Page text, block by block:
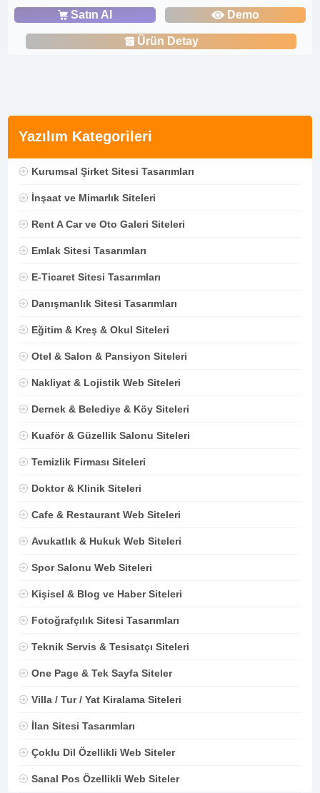
Yazılım Kategorileri
Kurumsal Şirket Sitesi Tasarımları
İnşaat ve Mimarlık Siteleri
Rent A Car ve Oto Galeri Siteleri
Emlak Sitesi Tasarımları
E-Ticaret Sitesi Tasarımları
Danışmanlık Sitesi Tasarımları
Eğitim & Kreş & Okul Siteleri
Otel & Salon & Pansiyon Siteleri
Nakliyat & Lojistik Web Siteleri
Dernek & Belediye & Köy Siteleri
Kuaför & Güzellik Salonu Siteleri
Temizlik Firması Siteleri
Doktor & Klinik Siteleri
Cafe & Restaurant Web Siteleri
Avukatlık & Hukuk Web Siteleri
Spor Salonu Web Siteleri
Kişisel & Blog ve Haber Siteleri
Fotoğrafçılık Sitesi Tasarımları
Teknik Servis & Tesisatçı Siteleri
One Page & Tek Sayfa Siteler
Villa / Tur / Yat Kiralama Siteleri
İlan Sitesi Tasarımları
Çoklu Dil Özellikli Web Siteler
Sanal Pos Özellikli Web Siteler
Satın Al Demo
Ürün Detay